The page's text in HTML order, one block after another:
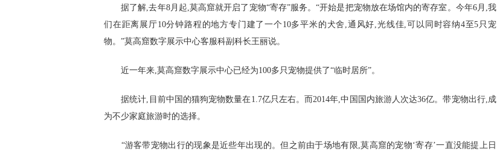
据了解,去年8月起,莫高窟就开启了宠物“寄存”服务。“开始是把宠物放在场馆内的寄存室。今年6月,我
们在距离展厅10分钟路程的地方专门建了一个10多平米的犬舍,通风好,光线佳,可以同时容纳4至5只宠
物。”莫高窟数字展示中心客服科副科长王丽说。
近一年来,莫高窟数字展示中心已经为100多只宠物提供了“临时居所”。
据统计,目前中国的猫狗宠物数量在1.7亿只左右。而2014年,中国国内旅游人次达36亿。带宠物出行,成
为不少家庭旅游时的选择。
“游客带宠物出行的现象是近些年出现的。但之前由于场地有限,莫高窟的宠物‘寄存’一直没能提上日